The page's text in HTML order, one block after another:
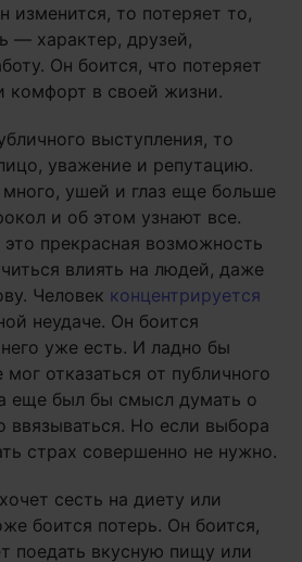
изменится, то потеряет то,
— характер, друзей,
Он боится, что потеряет
комфорт в своей жизни.
выступления, то
уважение и репутацию.
много, ушей и глаз еще больше
и об этом узнают все.
прекрасная возможность
влиять на людей, даже
Человек концентрируется
неудаче. Он боится
уже есть. И ладно бы
отказаться от публичного
еще был бы смысл думать о
ввязываться. Но если выбора
страх совершенно не нужно.
сесть на диету или
боится потерь. Он боится,
поедать вкусную пищу или